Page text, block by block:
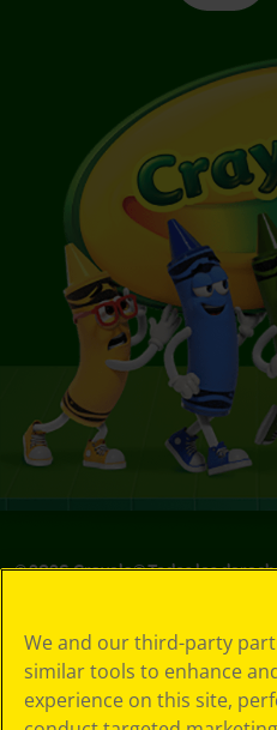
©2026Crayola® Todos los
de privacidad
Política de
privacidad
Términos de SMS
We and our third-party
similar tools to enhance
experience on this site,